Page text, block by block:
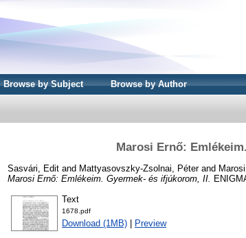
Browse by Subject Browse by Author
Marosi Ernő:
Sasvári, Edit and Mattyasovszky-Zsolnai, Péterand
Marosi Ernő: Emlékeim. Gyermek- és ifjúkorom, II.
Text
1678.pdf
Download (1MB) Preview